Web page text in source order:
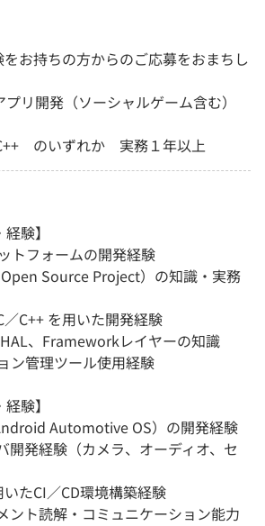
お持ちの方からのご応募をおまちし
プリ開発（ソーシャルゲーム含む）
のいずれか 実務１年以上
験】
トフォームの開発経験
Source Project）の知識・実務
C++ を用いた開発経験
、Frameworkレイヤーの知識
ン管理ツール使用経験
験】
Automotive OS）の開発経験
開発経験（カメラ、オーディオ、セ
たCI／CD環境構築経験
ント読解・コミュニケーション能力